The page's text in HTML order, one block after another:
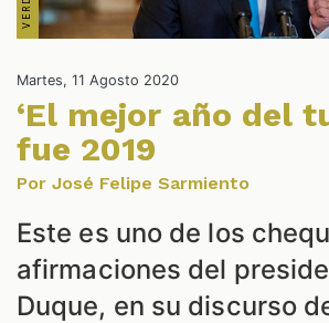
Martes, 11 Agosto 2020
‘El mejor año del
fue 2019
Por José Felipe Sarmiento
Este es uno de los
afirmaciones del
Duque, en su discurso